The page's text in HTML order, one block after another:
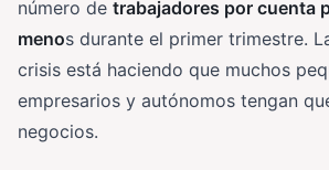
número de trabajadores por cuenta
menos durante el primer trimestre.
crisis está haciendo que muchos
empresarios y autónomos tengan
negocios.